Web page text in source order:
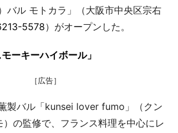
バル モトカラ」（大阪市中央区宗右
5578）がオープンした。
モーキーハイボール」
［広告］
製バル「kunsei lover fumo」（クン
の監修で、フランス料理を中心にレ